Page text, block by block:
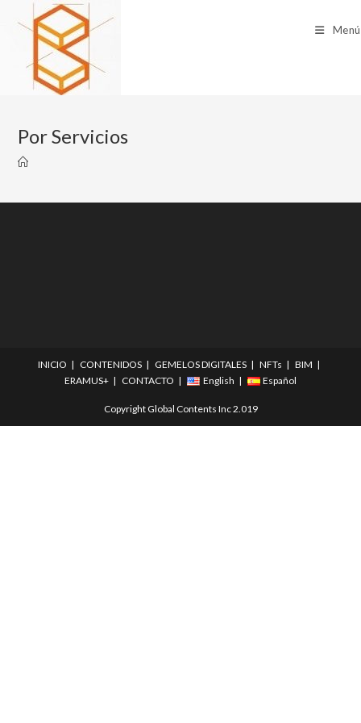
Menú
Por Servicios
INICIO CONTENIDOS GEMELOS DIGITALES NFTs
BIM
ERAMUS+
CONTACTO English Español
Copyright Global Contents Inc 2.019